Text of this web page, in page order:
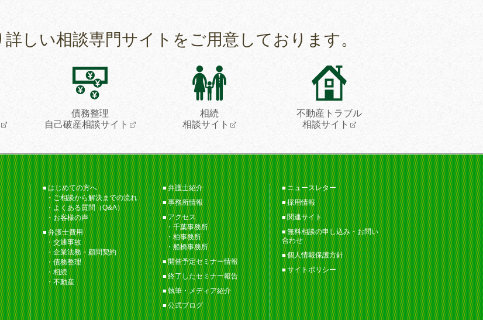
しい相談専門サイトをご用意しております。
債務整理
自己破産相談サイト
相続
相談サイト
不動産トラブル
相談サイト
はじめての方へ
ご相談から解決までの流れ
よくある質問（Q&A）
お客様の声
弁護士費用
交通事故
企業法務・顧問契約
債務整理
相続
不動産
弁護士紹介
事務所情報
アクセス
千葉事務所
柏事務所
船橋事務所
開催予定セミナー情報
終了したセミナー報告
執筆・メディア紹介
公式ブログ
ニュースレター
採用情報
関連サイト
無料相談の申し込み・お問い
合わせ
個人情報保護方針
サイトポリシー